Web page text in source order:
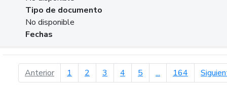
Tipo de documento
No disponible
Fechas
Anteriorpágina anterior
1 2 3 4 5 ... 164